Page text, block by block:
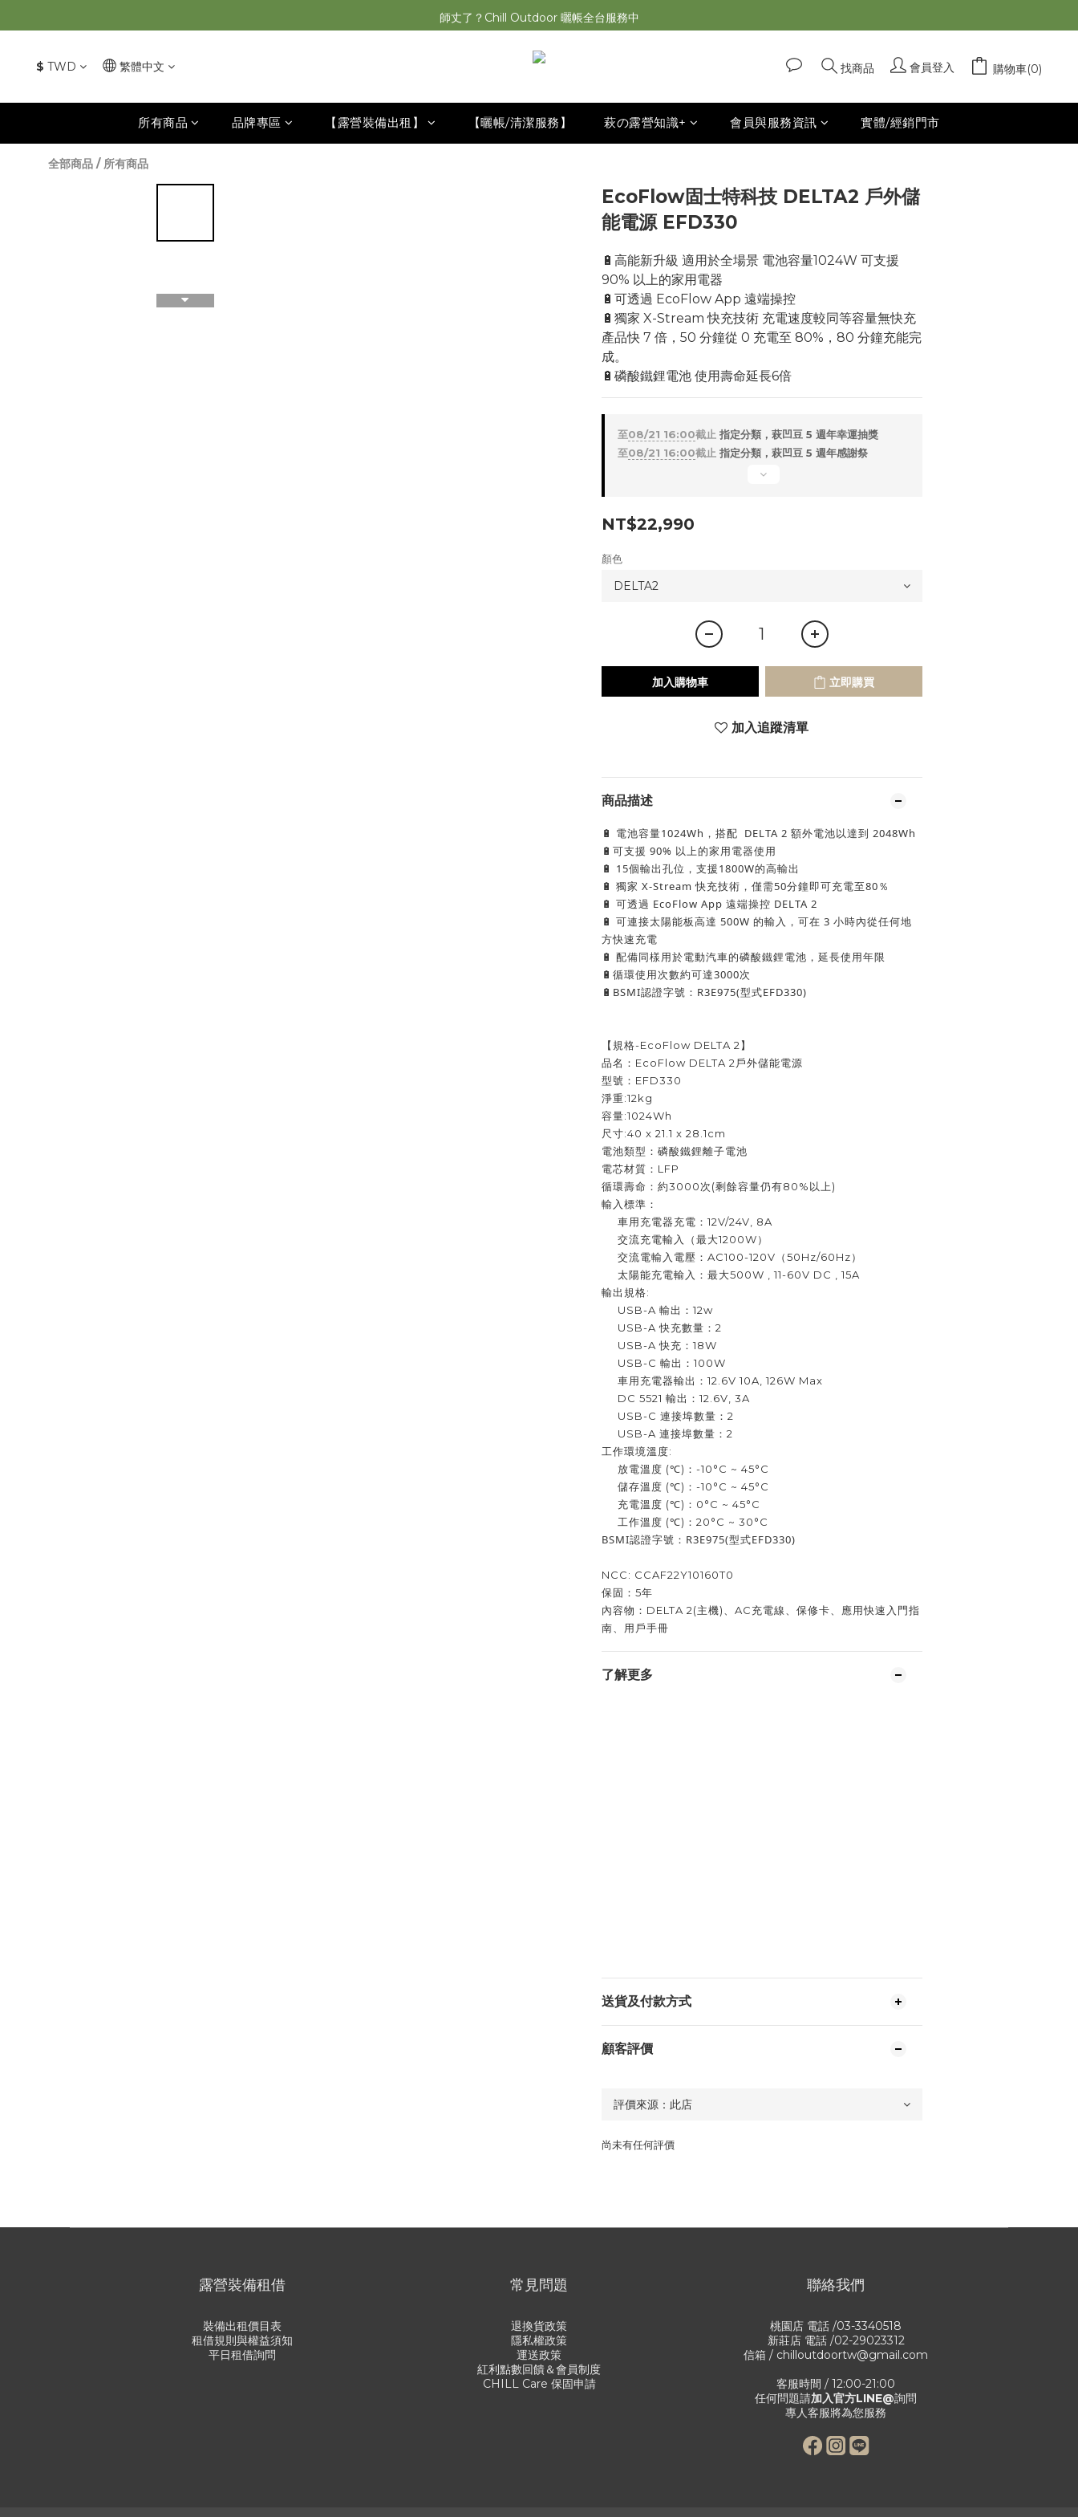
2026最新 萩遊之魂五單位2.0 發表⚡️
師丈了？Chill Outdoor 曬帳全台服務中
$ TWD 繁體中文 找商品 會員登入 購物車(0)
所有商品 品牌專區 【露營裝備出租】 【曬帳/清潔服務】 萩の露營知識+ 會員與服務資訊 實體/經銷門市
全部商品 / 所有商品
EcoFlow固士特科技 DELTA2 戶外儲
能電源 EFD330
🔋高能新升級 適用於全場景 電池容量1024W 可支援
90% 以上的家用電器
🔋可透過 EcoFlow App 遠端操控
🔋獨家 X-Stream 快充技術 充電速度較同等容量無快充
產品快 7 倍，50 分鐘從 0 充電至 80%，80 分鐘充能完
成。
🔋磷酸鐵鋰電池 使用壽命延長6倍
至08/21 16:00截止 指定分類，萩凹豆 5 週年幸運抽獎
至08/21 16:00截止 指定分類，萩凹豆 5 週年感謝祭
NT$22,990
顏色
加入購物車 立即購買
加入追蹤清單
商品描述
🔋 電池容量1024Wh，搭配  DELTA 2 額外電池以達到 2048Wh
🔋 可支援 90% 以上的家用電器使用
🔋 15個輸出孔位，支援1800W的高輸出
🔋 獨家 X-Stream 快充技術，僅需50分鐘即可充電至80％
🔋 可透過 EcoFlow App 遠端操控 DELTA 2
🔋 可連接太陽能板高達 500W 的輸入，可在 3 小時內從任何地
方快速充電
🔋 配備同樣用於電動汽車的磷酸鐵鋰電池，延長使用年限
🔋 循環使用次數約可達3000次
🔋 BSMI認證字號：R3E975(型式EFD330)
【規格-EcoFlow DELTA 2】
品名：EcoFlow DELTA 2戶外儲能電源
型號：EFD330
淨重:12kg
容量:1024Wh
尺寸:40 x 21.1 x 28.1cm
電池類型：磷酸鐵鋰離子電池
電芯材質：LFP
循環壽命：約3000次(剩餘容量仍有80%以上)
輸入標準：
車用充電器充電：12V/24V, 8A
交流充電輸入（最大1200W）
交流電輸入電壓：AC100-120V（50Hz/60Hz）
太陽能充電輸入：最大500W , 11-60V DC , 15A
輸出規格:
USB-A 輸出：12w
USB-A 快充數量：2
USB-A 快充：18W
USB-C 輸出：100W
車用充電器輸出：12.6V 10A, 126W Max
DC 5521 輸出：12.6V, 3A
USB-C 連接埠數量：2
USB-A 連接埠數量：2
工作環境溫度:
放電溫度 (℃)：-10°C ~ 45°C
儲存溫度 (℃)：-10°C ~ 45°C
充電溫度 (℃)：0°C ~ 45°C
工作溫度 (℃)：20°C ~ 30°C
BSMI認證字號：R3E975(型式EFD330)
NCC: CCAF22Y10160T0
保固：5年
內容物：DELTA 2(主機)、AC充電線、保修卡、應用快速入門指
南、用戶手冊
了解更多
送貨及付款方式
顧客評價
尚未有任何評價
立即購買
露營裝備租借
裝備出租價目表
租借規則與權益須知
平日租借詢問
常見問題
退換貨政策
隱私權政策
運送政策
紅利點數回饋＆會員制度
CHILL Care 保固申請
聯絡我們
桃園店 電話 /03-3340518
新莊店 電話 /02-29023312
信箱 / chilloutdoortw@gmail.com
客服時間 / 12:00-21:00
任何問題請加入官方LINE@詢問
專人客服將為您服務